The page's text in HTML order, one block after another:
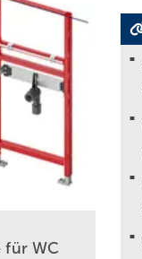
für WC